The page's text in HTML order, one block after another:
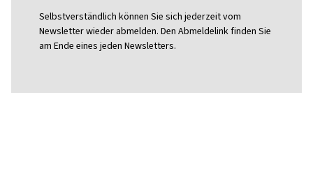
Selbstverständlich können Sie sich jederzeit vom
Newsletter wieder abmelden. Den Abmeldelink finden Sie
am Ende eines jeden Newsletters.